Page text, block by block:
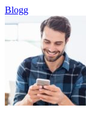
Blogg